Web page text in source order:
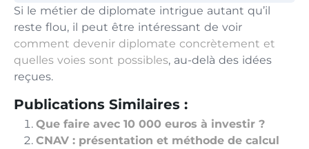
Si le métier de diplomate intrigue autant qu’il
reste flou, il peut être intéressant de voir
comment devenir diplomate concrètement et
quelles voies sont possibles, au-delà des idées
reçues.
Publications Similaires :
Que faire avec 10 000 euros à investir ?
CNAV : présentation et méthode de calcul